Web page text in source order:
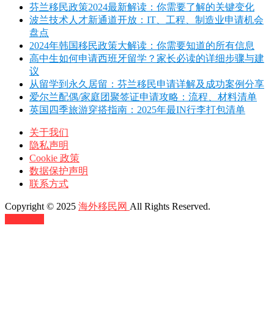
芬兰移民政策2024最新解读：你需要了解的关键变化
波兰技术人才新通道开放：IT、工程、制造业申请机会
盘点
2024年韩国移民政策大解读：你需要知道的所有信息
高中生如何申请西班牙留学？家长必读的详细步骤与建
议
从留学到永久居留：芬兰移民申请详解及成功案例分享
爱尔兰配偶/家庭团聚签证申请攻略：流程、材料清单
英国四季旅游穿搭指南：2025年最IN行李打包清单
关于我们
隐私声明
Cookie 政策
数据保护声明
联系方式
Copyright © 2025 海外移民网 All Rights Reserved.